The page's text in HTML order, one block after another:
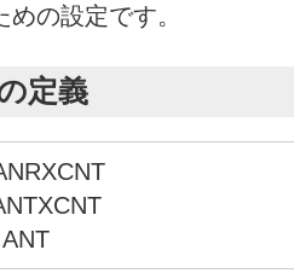
の設定です。
定義